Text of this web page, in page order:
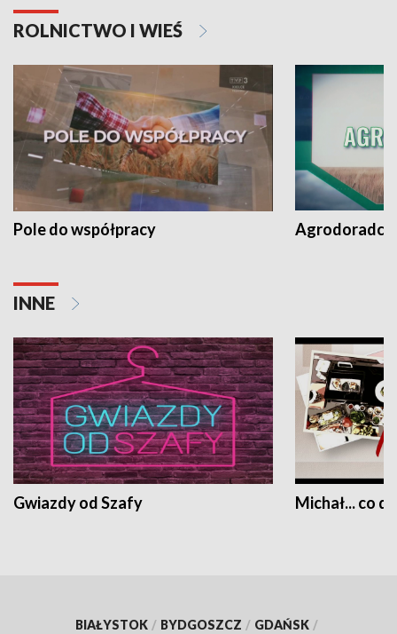
ROLNICTWO I WIEŚ
Pole do współpracy Agrodoradcy
INNE
Gwiazdy od Szafy Michał... co
BIAŁYSTOK / BYDGOSZCZ / GDAŃSK /